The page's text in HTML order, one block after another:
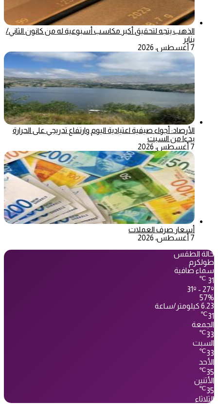
الذهب يتجه لتحقيق أكبر مكاسب أسبوعية له من كانون الثاني/
يناير
7 أغسطس، 2026
الأرصاد: أجواء صيفية اعتيادية اليوم وارتفاع تدريجي على الحرارة
بدءا من السبت
7 أغسطس، 2026
أسعار صرف العملات
7 أغسطس، 2026
حالة الطقس
طولكرم
سماء صافية
31
℃
31º - 27º
57%
6.23 كيلومتر/ساعة
31
℃
الجمعة
33
℃
السبت
33
℃
الأحد
35
℃
الأثنين
35
℃
الثلاثاء